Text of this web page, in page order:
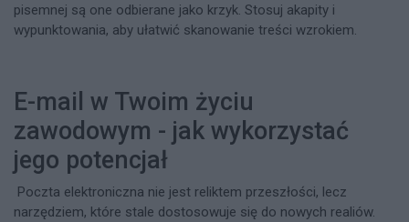
pisemnej są one odbierane jako krzyk. Stosuj akapity i
wypunktowania, aby ułatwić skanowanie treści wzrokiem.
E-mail w Twoim życiu
zawodowym - jak wykorzystać
jego potencjał
Poczta elektroniczna nie jest reliktem przeszłości, lecz
narzędziem, które stale dostosowuje się do nowych realiów.